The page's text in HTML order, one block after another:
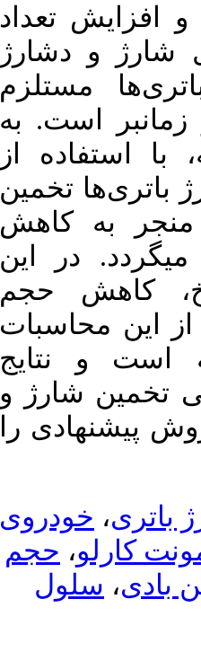
افزایش تعداد
شارژ و دشارژ
مستلزم
است. به
استفاده از
تخمین
به کاهش
در این
کاهش حجم
این محاسبات
و نتایج
شارژ و
پیشنهادی را
،خودروی
کارلو،حجم
بادی،سلول